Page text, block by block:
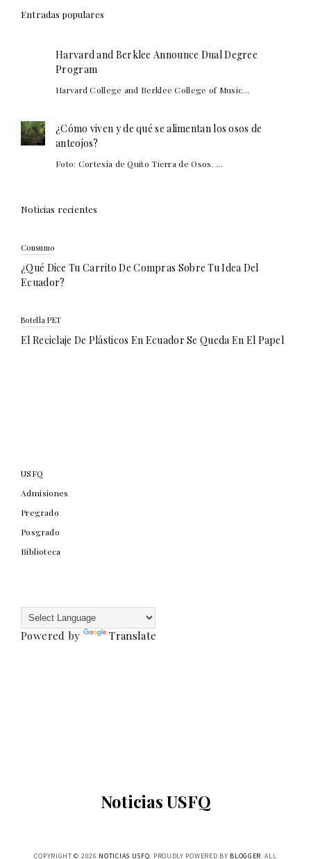
Entradas populares
Harvard and Berklee Announce Dual Degree
Program
Harvard College and Berklee College of Music...
¿Cómo viven y de qué se alimentan los osos de
anteojos?
Foto: Cortesía de Quito Tierra de Osos. ...
Noticias recientes
Consumo
¿Qué Dice Tu Carrito De Compras Sobre Tu Idea Del
Ecuador?
Botella PET
El Reciclaje De Plásticos En Ecuador Se Queda En El Papel
USFQ
Admisiones
Pregrado
Posgrado
Biblioteca
Powered by Translate
Noticias USFQ
COPYRIGHT © 2026 NOTICIAS USFQ. PROUDLY POWERED BY BLOGGER. ALL